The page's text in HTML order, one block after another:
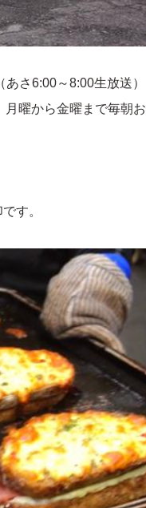
さ6:00～8:00生放送）
月曜から金曜まで毎朝お
す。